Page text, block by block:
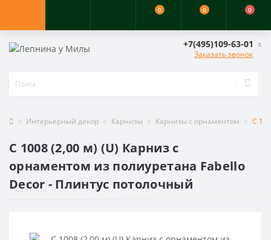
0 0 0
+7(495)109-63-01
Заказать звонок
Интерьерный декор Карнизы Карнизы с орнаментом C
C 1008 (2,00 м) (U) Карниз с
орнаментом из полиуретана Fabello
Decor - Плинтус потолочный